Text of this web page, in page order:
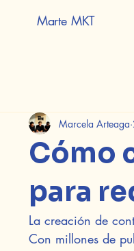
Marte MKT
Cómo
para
Marcela Arteaga
La creación de
Con millones de